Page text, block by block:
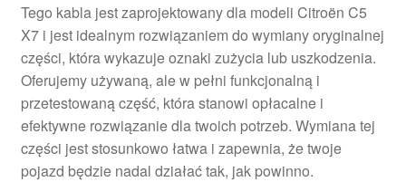
Tego kabla jest zaprojektowany dla modeli Citroën C5
X7 i jest idealnym rozwiązaniem do wymiany oryginalnej
części, która wykazuje oznaki zużycia lub uszkodzenia.
Oferujemy używaną, ale w pełni funkcjonalną i
przetestowaną część, która stanowi opłacalne i
efektywne rozwiązanie dla twoich potrzeb. Wymiana tej
części jest stosunkowo łatwa i zapewnia, że twoje
pojazd będzie nadal działać tak, jak powinno.